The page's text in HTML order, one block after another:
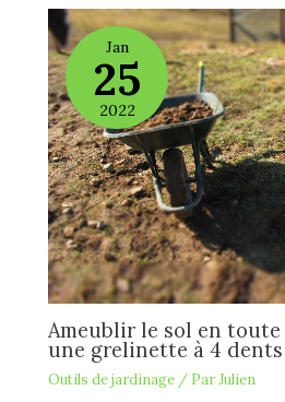
Jan
25
2022
Ameublir le sol en
une grelinette à 4 dents
Outils de jardinage/ ParJulien